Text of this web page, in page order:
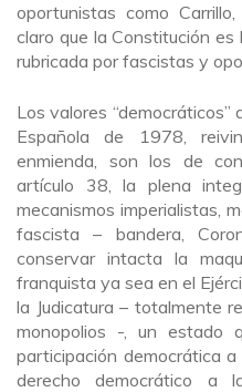
oportunistas como
claro que la Constitución
rubricada por fascistas y
Los valores
Española de 1978,
enmienda, son los de
artículo 38, la plena
mecanismos imperialistas,
fascista – bandera,
conservar intacta la
franquista ya sea en el
la Judicatura – totalmente
monopolios -, un estado
participación democrática
derecho democrático a